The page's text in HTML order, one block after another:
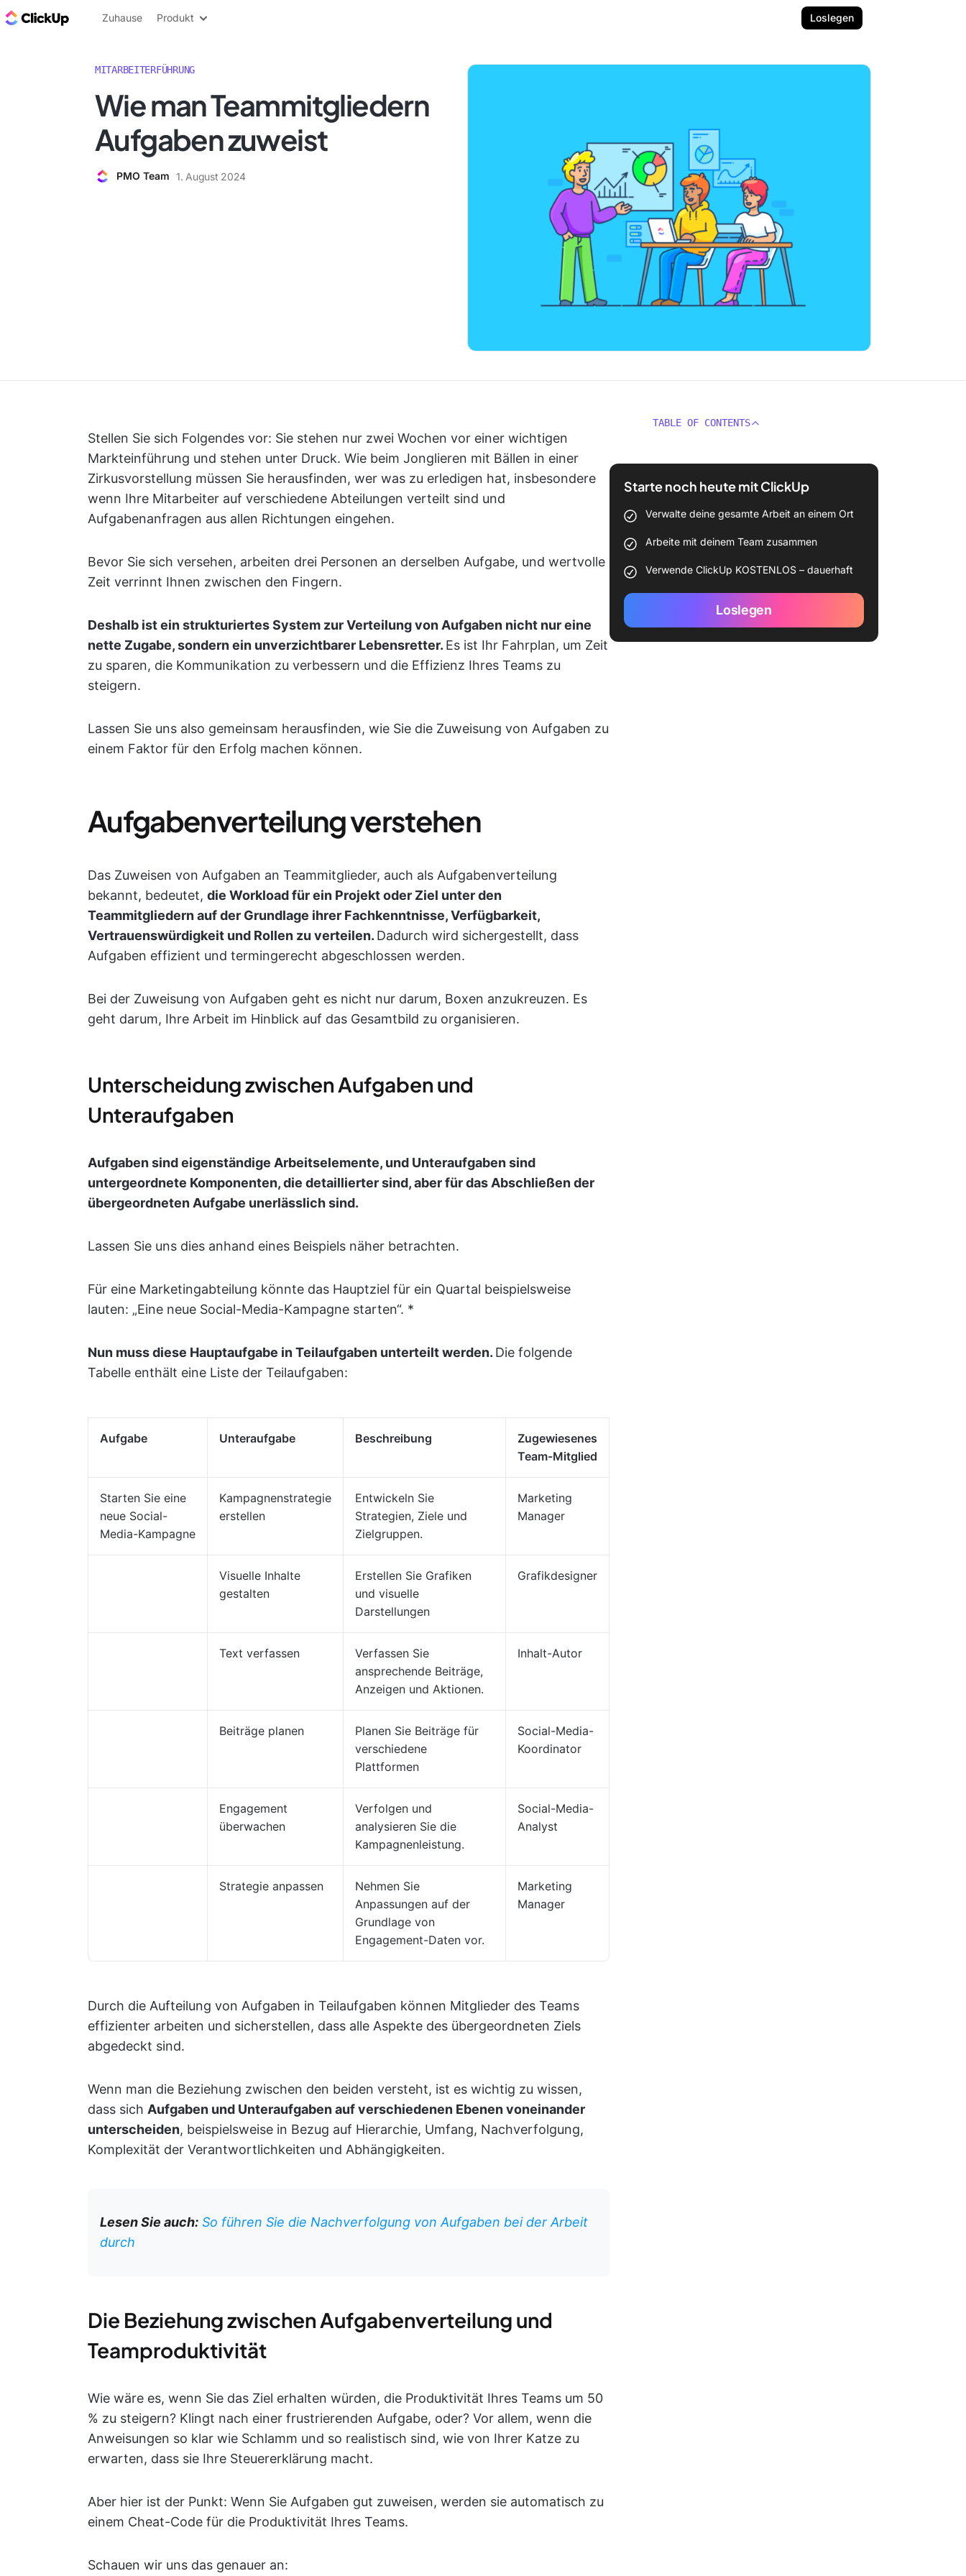
ClickUp Blog
Zuhause Produkt Loslegen
MITARBEITERFÜHRUNG
Wie man Teammitgliedern
Aufgaben zuweist
PMO Team 1. August 2024
Stellen Sie sich Folgendes vor: Sie stehen nur zwei Wochen vor einer wichtigen
Markteinführung und stehen unter Druck. Wie beim Jonglieren mit Bällen in einer
Zirkusvorstellung müssen Sie herausfinden, wer was zu erledigen hat, insbesondere
wenn Ihre Mitarbeiter auf verschiedene Abteilungen verteilt sind und
Aufgabenanfragen aus allen Richtungen eingehen.
Bevor Sie sich versehen, arbeiten drei Personen an derselben Aufgabe, und wertvolle
Zeit verrinnt Ihnen zwischen den Fingern.
Deshalb ist ein strukturiertes System zur Verteilung von Aufgaben nicht nur eine
nette Zugabe, sondern ein unverzichtbarer Lebensretter. Es ist Ihr Fahrplan, um Zeit
zu sparen, die Kommunikation zu verbessern und die Effizienz Ihres Teams zu
steigern.
Lassen Sie uns also gemeinsam herausfinden, wie Sie die Zuweisung von Aufgaben zu
einem Faktor für den Erfolg machen können.
Aufgabenverteilung verstehen
Das Zuweisen von Aufgaben an Teammitglieder, auch als Aufgabenverteilung
bekannt, bedeutet, die Workload für ein Projekt oder Ziel unter den
Teammitgliedern auf der Grundlage ihrer Fachkenntnisse, Verfügbarkeit,
Vertrauenswürdigkeit und Rollen zu verteilen. Dadurch wird sichergestellt, dass
Aufgaben effizient und termingerecht abgeschlossen werden.
Bei der Zuweisung von Aufgaben geht es nicht nur darum, Boxen anzukreuzen. Es
geht darum, Ihre Arbeit im Hinblick auf das Gesamtbild zu organisieren.
Unterscheidung zwischen Aufgaben und
Unteraufgaben
Aufgaben sind eigenständige Arbeitselemente, und Unteraufgaben sind
untergeordnete Komponenten, die detaillierter sind, aber für das Abschließen der
übergeordneten Aufgabe unerlässlich sind.
Lassen Sie uns dies anhand eines Beispiels näher betrachten.
Für eine Marketingabteilung könnte das Hauptziel für ein Quartal beispielsweise
lauten: „Eine neue Social-Media-Kampagne starten“. *
Nun muss diese Hauptaufgabe in Teilaufgaben unterteilt werden. Die folgende
Tabelle enthält eine Liste der Teilaufgaben:
Aufgabe Unteraufgabe Beschreibung
Zugewiesenes
Team-Mitglied
Starten Sie eine
neue Social-
Media-Kampagne
Kampagnenstrategie
erstellen
Entwickeln Sie
Strategien, Ziele und
Zielgruppen.
Marketing
Manager
Visuelle Inhalte
gestalten
Erstellen Sie Grafiken
und visuelle
Darstellungen
Grafikdesigner
Text verfassen
Verfassen Sie
ansprechende Beiträge,
Anzeigen und Aktionen.
Inhalt-Autor
Beiträge planen
Planen Sie Beiträge für
verschiedene
Plattformen
Social-Media-
Koordinator
Engagement
überwachen
Verfolgen und
analysieren Sie die
Kampagnenleistung.
Social-Media-
Analyst
Strategie anpassen
Nehmen Sie
Anpassungen auf der
Grundlage von
Engagement-Daten vor.
Marketing
Manager
Durch die Aufteilung von Aufgaben in Teilaufgaben können Mitglieder des Teams
effizienter arbeiten und sicherstellen, dass alle Aspekte des übergeordneten Ziels
abgedeckt sind.
Wenn man die Beziehung zwischen den beiden versteht, ist es wichtig zu wissen,
dass sich Aufgaben und Unteraufgaben auf verschiedenen Ebenen voneinander
unterscheiden, beispielsweise in Bezug auf Hierarchie, Umfang, Nachverfolgung,
Komplexität der Verantwortlichkeiten und Abhängigkeiten.
Lesen Sie auch: So führen Sie die Nachverfolgung von Aufgaben bei der Arbeit
durch
Die Beziehung zwischen Aufgabenverteilung und
Teamproduktivität
Wie wäre es, wenn Sie das Ziel erhalten würden, die Produktivität Ihres Teams um 50
% zu steigern? Klingt nach einer frustrierenden Aufgabe, oder? Vor allem, wenn die
Anweisungen so klar wie Schlamm und so realistisch sind, wie von Ihrer Katze zu
erwarten, dass sie Ihre Steuererklärung macht.
Aber hier ist der Punkt: Wenn Sie Aufgaben gut zuweisen, werden sie automatisch zu
einem Cheat-Code für die Produktivität Ihres Teams.
Schauen wir uns das genauer an:
TABLE OF CONTENTS
Starte noch heute mit ClickUp
Verwalte deine gesamte Arbeit an einem Ort
Arbeite mit deinem Team zusammen
Verwende ClickUp KOSTENLOS – dauerhaft
Loslegen